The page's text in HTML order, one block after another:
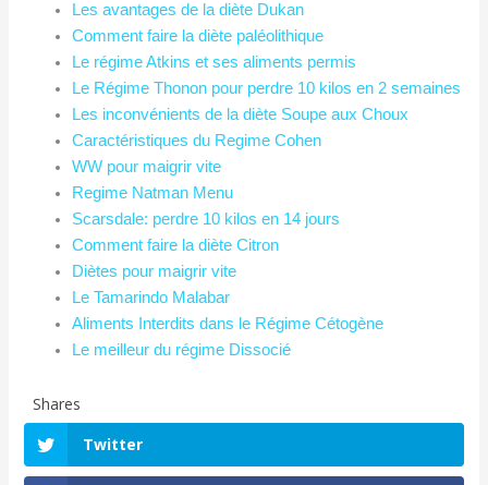
Les avantages de la diète Dukan
Comment faire la diète paléolithique
Le régime Atkins et ses aliments permis
Le Régime Thonon pour perdre 10 kilos en 2 semaines
Les inconvénients de la diète Soupe aux Choux
Caractéristiques du Regime Cohen
WW pour maigrir vite
Regime Natman Menu
Scarsdale: perdre 10 kilos en 14 jours
Comment faire la diète Citron
Diètes pour maigrir vite
Le Tamarindo Malabar
Aliments Interdits dans le Régime Cétogène
Le meilleur du régime Dissocié
Shares
Twitter